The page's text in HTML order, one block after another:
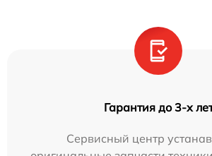
Гарантия до 3-х
Сервисный центр